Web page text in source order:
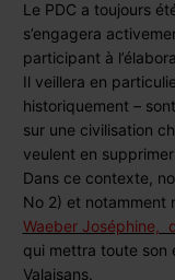
Le PDC a toujours
s’engagera
participant à
Il veillera en
historiquement –
sur une civilisation
veulent en
Dans ce contexte,
No 2) et notamment
Waeber Joséphine,
qui mettra toute son
Valaisans.
liste
No
2
!!!